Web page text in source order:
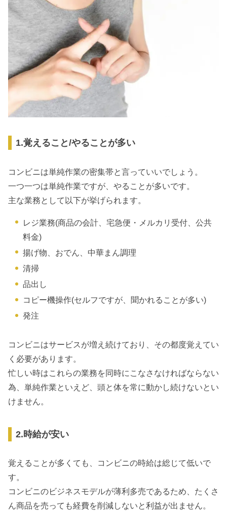
1.覚えること/やることが多い
コンビニは単純作業の密集帯と言っていいでしょう。
一つ一つは単純作業ですが、やることが多いです。
主な業務として以下が挙げられます。
レジ業務(商品の会計、宅急便・メルカリ受付、公共
料金)
揚げ物、おでん、中華まん調理
清掃
品出し
コピー機操作(セルフですが、聞かれることが多い)
発注
コンビニはサービスが増え続けており、その都度覚えてい
く必要があります。
忙しい時はこれらの業務を同時にこなさなければならない
為、単純作業といえど、頭と体を常に動かし続けないとい
けません。
2.時給が安い
覚えることが多くても、コンビニの時給は総じて低いで
す。
コンビニのビジネスモデルが薄利多売であるため、たくさ
ん商品を売っても経費を削減しないと利益が出ません。